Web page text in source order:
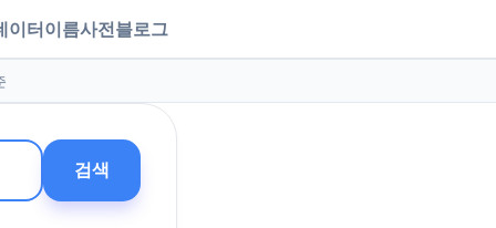
이터이름사전블로그
검색